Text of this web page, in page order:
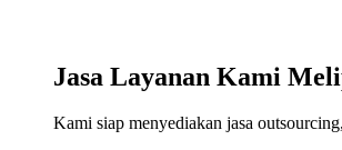
Jasa Layanan Kami
Kami siap menyediakan jasa